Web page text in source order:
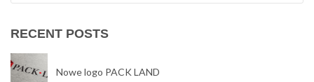
RECENT POSTS
Nowe logo PACK LAND